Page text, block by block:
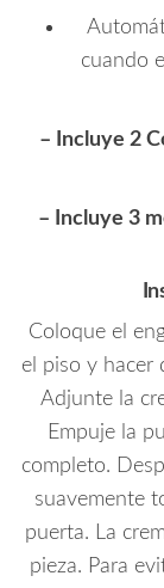
cuando
– Incluye 2
– Incluye 3
Coloque el
el piso y hacer
Adjunte la
Empuje la
completo.
suavemente
puerta. La
pieza. Para